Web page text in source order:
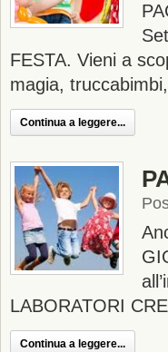
FESTA. Vieni a
magia,
Continua a leggere...
LABORATORI
Continua a leggere...